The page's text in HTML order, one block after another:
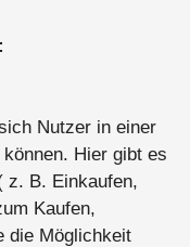
Nutzer in einer
Hier gibt es
z. B. Einkaufen,
Kaufen,
die Möglichkeit